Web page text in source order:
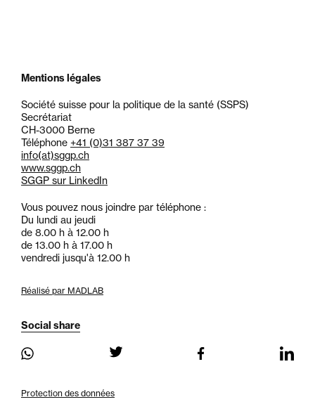
Mentions légales
Société suisse pour la politique de la santé (SSPS)
Secrétariat
CH-3000 Berne
Téléphone +41 (0)31 387 37 39
info(at)sggp.ch
www.sggp.ch
SGGP sur LinkedIn
Vous pouvez nous joindre par téléphone :
Du lundi au jeudi
de 8.00 h à 12.00 h
de 13.00 h à 17.00 h
vendredi jusqu'à 12.00 h
Réalisé par MADLAB
Social share
Protection des données